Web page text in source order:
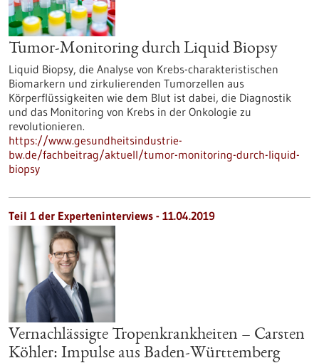
Tumor-Monitoring durch Liquid Biopsy
Liquid Biopsy, die Analyse von Krebs-charakteristischen
Biomarkern und zirkulierenden Tumorzellen aus
Körperflüssigkeiten wie dem Blut ist dabei, die Diagnostik
und das Monitoring von Krebs in der Onkologie zu
revolutionieren.
https://www.gesundheitsindustrie-
bw.de/fachbeitrag/aktuell/tumor-monitoring-durch-liquid-
biopsy
Teil 1 der Experteninterviews - 11.04.2019
Vernachlässigte Tropenkrankheiten – Carsten
Köhler: Impulse aus Baden-Württemberg